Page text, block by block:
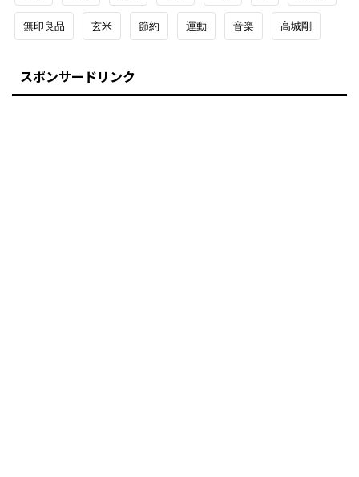
無印良品 玄米 節約 運動 音楽 高城剛
スポンサードリンク